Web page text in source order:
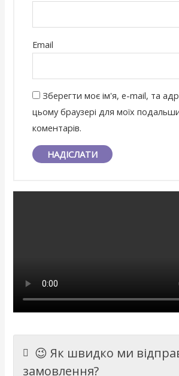
Email
Зберегти моє ім'я, e-mail, та
цьому браузері для моїх
коментарів.
😉 Як швидко ми
замовлення?